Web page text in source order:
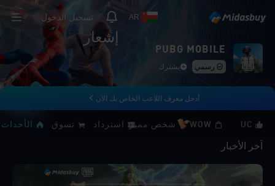
AR
إشعار
تسجيل الدخول
PUBG MOBILE
رسمي يشترك
أدخل معرف اللاعب الخاص بك الآن
UC
WOW شخص مميز استرداد تسوق الأحداث
آخر الأخبار